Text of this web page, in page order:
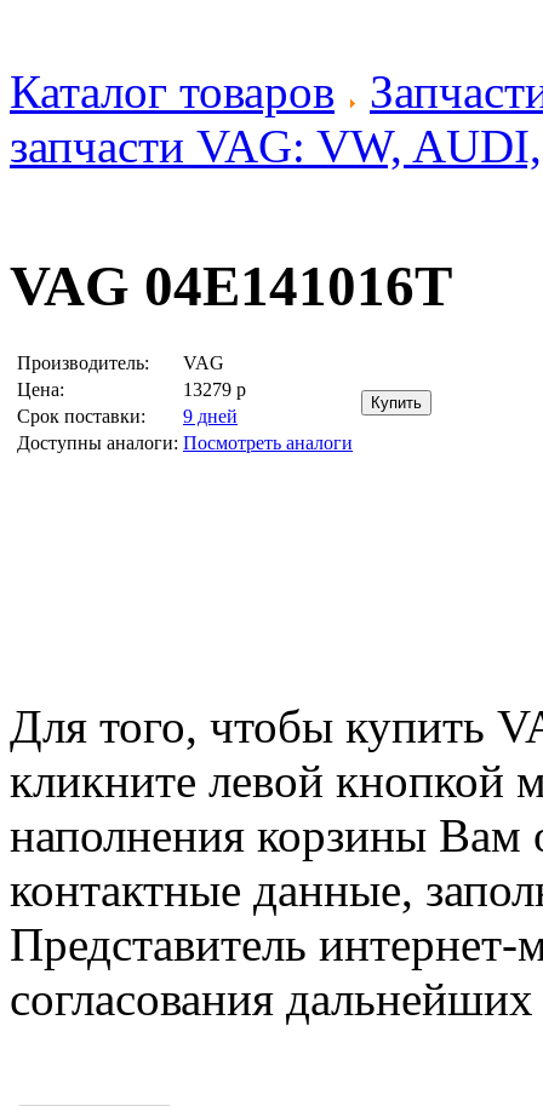
Каталог товаров
запчасти VAG: VW,
VAG 04E141016T
Производитель:
VAG
Цена:
13279 р
Срок поставки:
9 дней
Доступны аналоги: Посмотреть аналоги
Для того, чтобы купить
кликните левой
наполнения корзины Вам
контактные данные,
Представитель
согласования